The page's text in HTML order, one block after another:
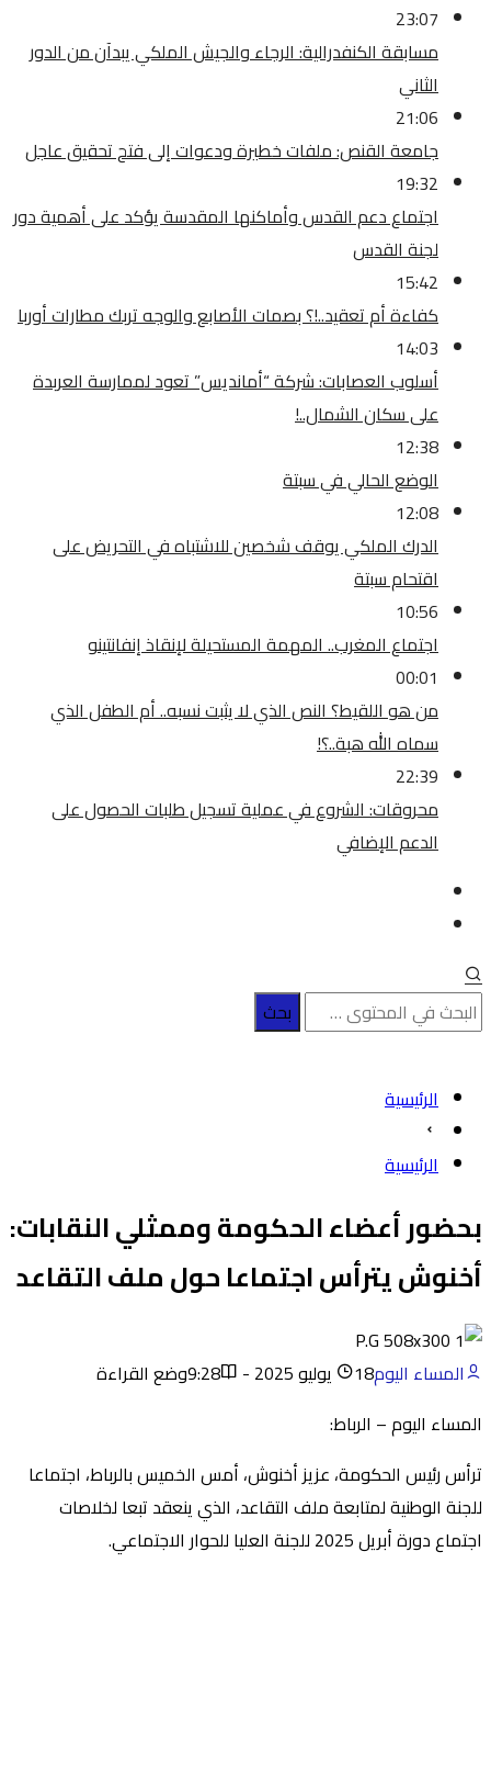
23:07
مسابقة الكنفدرالية: الرجاء والجيش الملكي يبدآن من الدور
الثاني
21:06
جامعة القنص: ملفات خطيرة ودعوات إلى فتح تحقيق عاجل
19:32
اجتماع دعم القدس وأماكنها المقدسة يؤكد على أهمية دور
لجنة القدس
15:42
كفاءة أم تعقيد..!؟ بصمات الأصابع والوجه تربك مطارات أوربا
14:03
أسلوب العصابات: شركة “أمانديس” تعود لممارسة العربدة
على سكان الشمال..!
12:38
الوضع الحالي في سبتة
12:08
الدرك الملكي يوقف شخصين للاشتباه في التحريض على
اقتحام سبتة
10:56
اجتماع المغرب.. المهمة المستحيلة لإنقاذ إنفانتينو
00:01
من هو اللقيط؟ النص الذي لا يثبت نسبه.. أم الطفل الذي
سماه الله هبة..؟!
22:39
محروقات: الشروع في عملية تسجيل طلبات الحصول على
الدعم الإضافي
الرئيسية
الرئيسية
بحضور أعضاء الحكومة وممثلي النقابات:
أخنوش يترأس اجتماعا حول ملف التقاعد
المساء اليوم18 يوليو 2025 - 9:28
وضع القراءة
المساء اليوم – الرباط:
ترأس رئيس الحكومة، عزيز أخنوش، أمس الخميس بالرباط، اجتماعا
للجنة الوطنية لمتابعة ملف التقاعد، الذي ينعقد تبعا لخلاصات
اجتماع دورة أبريل 2025 للجنة العليا للحوار الاجتماعي.